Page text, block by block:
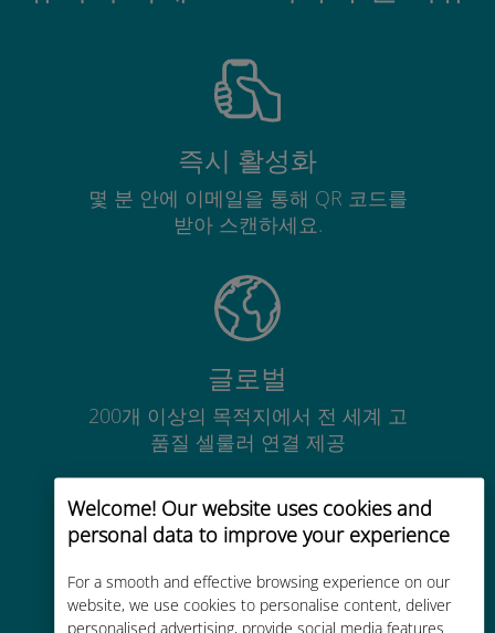
Welcome! Our website uses cookies and
personal data to improve your experience
For a smooth and effective browsing experience on our
website, we use cookies to personalise content, deliver
personalised advertising, provide social media features
즉시 활성화
몇 분 안에 이메일을 통해 QR 코드를
받아 스캔하세요.
글로벌
200개 이상의 목적지에서 전 세계 고
품질 셀룰러 연결 제공
비용 효율적